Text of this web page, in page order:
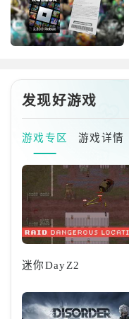
发现好游戏
游戏专区 游戏详情
迷你DayZ2